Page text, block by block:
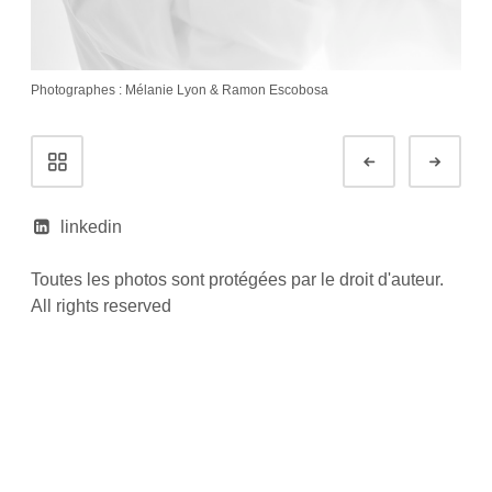
Photographes : Mélanie Lyon & Ramon Escobosa
de
Portfolio
linkedin
Toutes les photos sont protégées par le droit d'auteur.
All rights reserved